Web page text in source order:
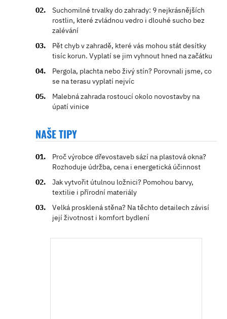
Suchomilné trvalky do zahrady: 9 nejkrásnějších
rostlin, které zvládnou vedro i dlouhé sucho bez
zalévání
Pět chyb v zahradě, které vás mohou stát desítky
tisíc korun. Vyplatí se jim vyhnout hned na začátku
Pergola, plachta nebo živý stín? Porovnali jsme, co
se na terasu vyplatí nejvíc
Malebná zahrada rostoucí okolo novostavby na
úpatí vinice
NAŠE TIPY
Proč výrobce dřevostaveb sází na plastová okna?
Rozhoduje údržba, cena i energetická účinnost
Jak vytvořit útulnou ložnici? Pomohou barvy,
textilie i přírodní materiály
Velká prosklená stěna? Na těchto detailech závisí
její životnost i komfort bydlení